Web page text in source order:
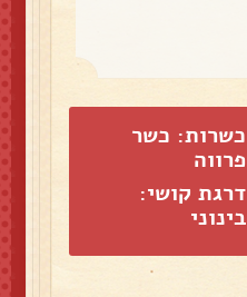
כשרות: כשר
פרווה
דרגת קושי:
בינוני